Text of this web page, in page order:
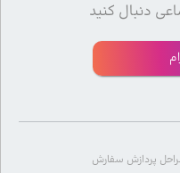
دنبال کنید
پردازش سفارش